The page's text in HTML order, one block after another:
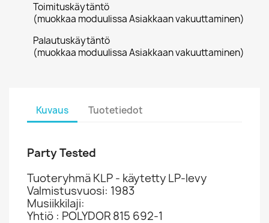
Toimituskäytäntö
(muokkaa moduulissa Asiakkaan vakuuttaminen)
Palautuskäytäntö
(muokkaa moduulissa Asiakkaan vakuuttaminen)
Kuvaus Tuotetiedot
Party Tested
Tuoteryhmä KLP - käytetty LP-levy
Valmistusvuosi: 1983
Musiikkilaji:
Yhtiö : POLYDOR 815 692-1